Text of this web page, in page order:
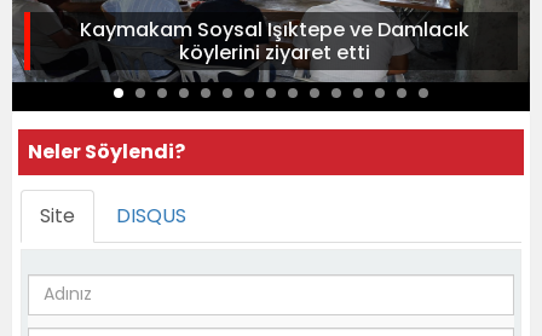
Kaymakam Soysal Işıktepe ve Damlacık
köylerini ziyaret etti
Neler Söylendi?
Site DISQUS